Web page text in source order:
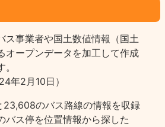
ス事業者や国土数値情報（国土
オープンデータを加工して作成
年2月10日）
23,608のバス路線の情報を収録
バス停を位置情報から探した